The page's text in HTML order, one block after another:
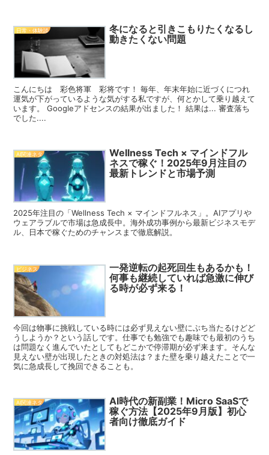
日常・体験談
冬になると引きこもりたくなるし
動きたくない問題
こんにちは 彩色将軍 彩将です！ 毎年、年末年始に近づくにつれ
運気が下がっているような気がする私ですが、何とかして乗り越えて
います。 Googleアドセンスの結果が出ました！ 結果は... 審査落ち
でした....
AI関連ネタ
Wellness Tech × マインドフル
ネスで稼ぐ！2025年9月注目の
最新トレンドと市場予測
2025年注目の「Wellness Tech × マインドフルネス」。AIアプリや
ウェアラブルで市場は急成長中。海外成功事例から最新ビジネスモデ
ル、日本で稼ぐためのチャンスまで徹底解説。
ビジネス
一発逆転の起死回生もあるかも！
何事も継続していれば急激に伸び
る時が必ず来る！
今回は物事に挑戦している時には必ず見えない壁にぶち当たるけどど
うしようか？という話しです。仕事でも勉強でも趣味でも最初のうち
は問題なく進んでいたとしてもどこかで停滞期が必ず来ます。そんな
見えない壁が出現したときの対処法は？また壁を乗り越えたことで一
気に急成長して挽回できることも。
AI関連ネタ
AI時代の新副業！Micro SaaSで
稼ぐ方法【2025年9月版】初心
者向け徹底ガイド